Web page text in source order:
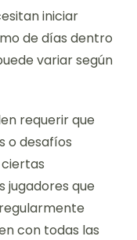
iniciar
de días dentro
variar según
requerir que
o desafíos
jugadores que
con todas las